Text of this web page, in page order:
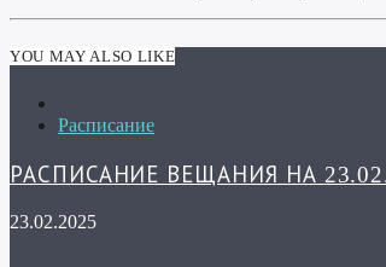
YOU MAY ALSO LIKE
Расписание
РАСПИСАНИЕ ВЕЩАНИЯ НА
23.02.2025